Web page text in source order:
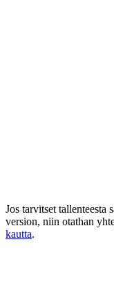
Jos tarvitset tallenteesta
version, niin otathan
kautta.